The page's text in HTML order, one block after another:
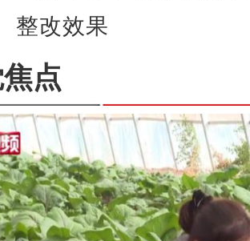
整改效果
点
新疆兵团：卫星定位戈壁滩